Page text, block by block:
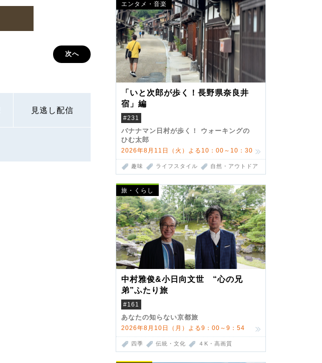
エンタメ・音楽
「いと次郎が歩く！長野県奈良井
宿」編
#231
バナナマン日村が歩く！ ウォーキングの
ひむ太郎
2026年8月11日（火）よる10：00～10：30
趣味 ライフスタイル 自然・アウトドア
旅・くらし
中村雅俊&小日向文世 “心の兄
弟”ふたり旅
#161
あなたの知らない京都旅
2026年8月10日（月）よる9：00～9：54
四季 伝統・文化 ４K・高画質
次へ
見逃し配信